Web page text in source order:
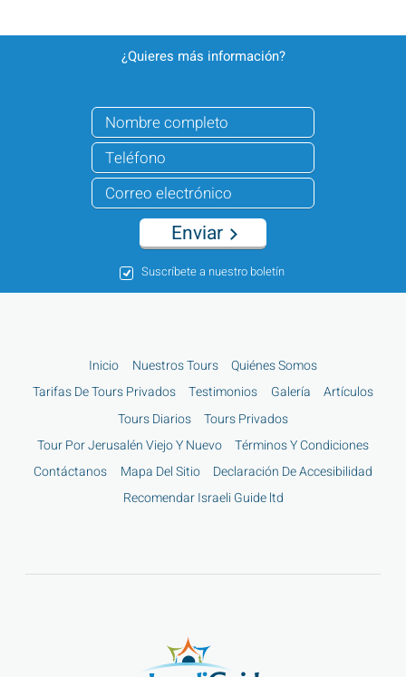
¿Quieres más información?
Suscríbete a nuestro boletín
Enviar
Inicio Nuestros Tours
Quiénes Somos
Tarifas De Tours Privados
Testimonios Galería
Artículos
Tours Diarios
Tours Privados
Tour Por Jerusalén Viejo Y Nuevo
Términos Y Condiciones
Contáctanos
Mapa Del Sitio
Declaración De Accesibilidad
Recomendar Israeli Guide ltd